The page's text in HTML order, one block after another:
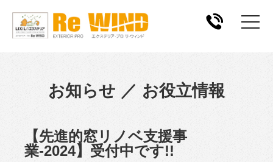
お知らせ ／ お役立情報
【先進的窓リノベ支援事
業-2024】受付中です!!